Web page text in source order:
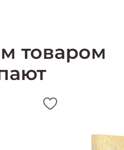
товаром